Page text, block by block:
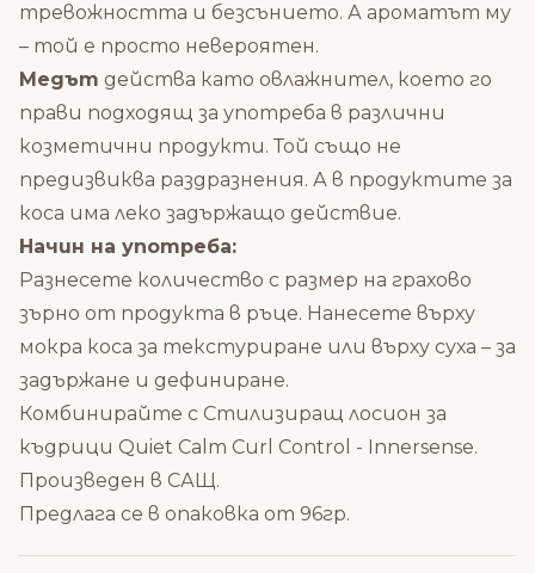
тревожността и безсънието. А ароматът му
– той е просто невероятен.
Медът действа като овлажнител, което го
прави подходящ за употреба в различни
козметични продукти. Той също не
предизвиква раздразнения. А в продуктите за
коса има леко задържащо действие.
Начин на употреба:
Разнесете количество с размер на грахово
зърно от продукта в ръце. Нанесете върху
мокра коса за текстуриране или върху суха – за
задържане и дефиниране.
Комбинирайте с Стилизиращ лосион за
къдрици Quiet Calm Curl Control - Innersense.
Произведен в САЩ.
Предлага се в опаковка от 96гр.